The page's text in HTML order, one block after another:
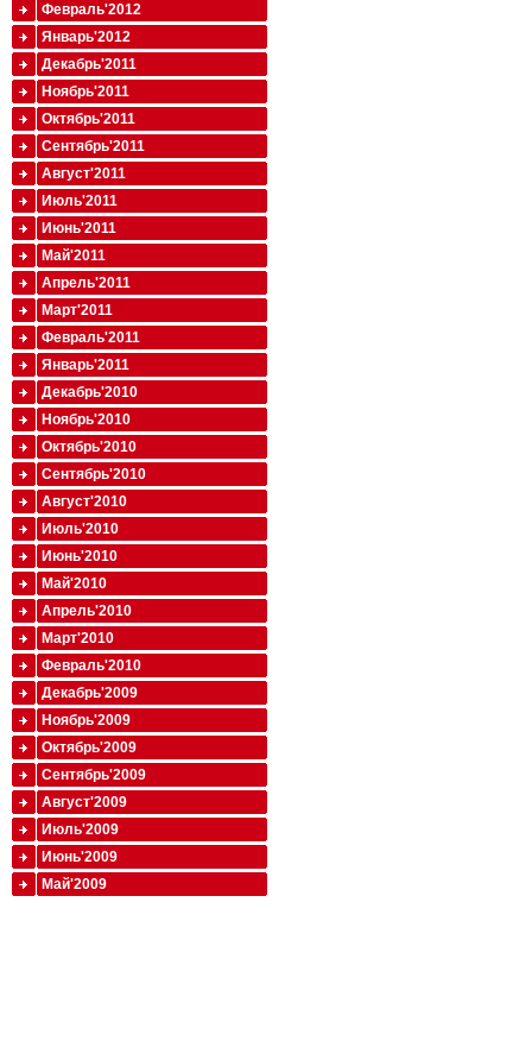
Февраль'2012
Январь'2012
Декабрь'2011
Ноябрь'2011
Октябрь'2011
Сентябрь'2011
Август'2011
Июль'2011
Июнь'2011
Май'2011
Апрель'2011
Март'2011
Февраль'2011
Январь'2011
Декабрь'2010
Ноябрь'2010
Октябрь'2010
Сентябрь'2010
Август'2010
Июль'2010
Июнь'2010
Май'2010
Апрель'2010
Март'2010
Февраль'2010
Декабрь'2009
Ноябрь'2009
Октябрь'2009
Сентябрь'2009
Август'2009
Июль'2009
Июнь'2009
Май'2009